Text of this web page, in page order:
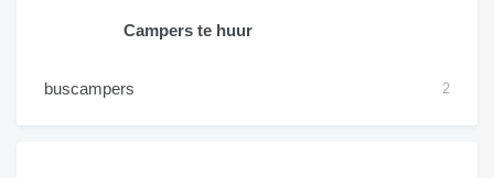
Campers te huur
buscampers 2